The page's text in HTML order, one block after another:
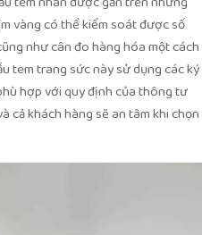
vàng có thể kiểm soát được số
như cân đo hàng hóa một cách
tem trang sức này sử dụng các ký
hợp với quy định của thông tư
cả khách hàng sẽ an tâm khi chọn